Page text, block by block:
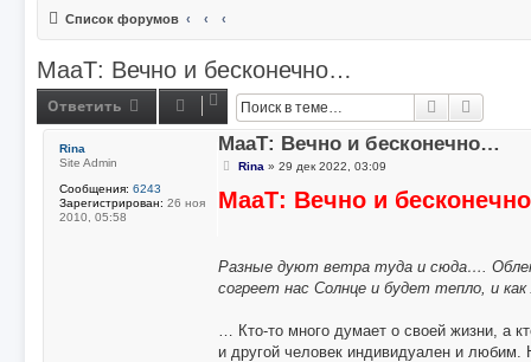
Список форумов
МааТ: Вечно и бесконечно…
Ответить Поиск
Rina
Site Admin
Сообщения: 6243
Зарегистрирован: 26 ноя
2010, 05:58
МааТ: Вечно и бесконечно…
С
о
б
и
Rina »29 дек 2022, 03:09
МааТ: Вечно и
Разные дуют ветра туда и сюда….
согреет нас Солнце и будет тепло, и
… Кто-то много думает о своей жизни, а
и другой человек индивидуален и любим.